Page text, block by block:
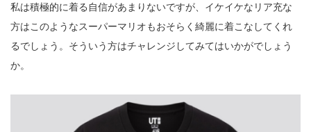
私は積極的に着る自信があまりないですが、イケイケなリア充な
方はこのようなスーパーマリオもおそらく綺麗に着こなしてくれ
るでしょう。そういう方はチャレンジしてみてはいかがでしょう
か。